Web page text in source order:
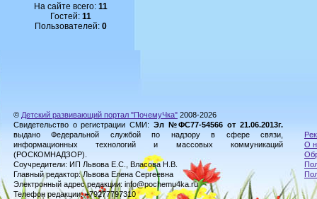
На сайте всего: 11
Гостей: 11
Пользователей: 0
© Детский развивающий портал "ПочемуЧка" 2008-2026
Свидетельство о регистрации СМИ: Эл №ФС77-54566 от 21.06.2013г.
выдано Федеральной службой по надзору в сфере связи,
информационных технологий и массовых коммуникаций
(РОСКОМНАДЗОР).
Соучредители: ИП Львова Е.С., Власова Н.В.
Главный редактор: Львова Елена Сергеевна
Электронный адрес редакции: info@pochemu4ka.ru
Телефон редакции: +79277797310
О